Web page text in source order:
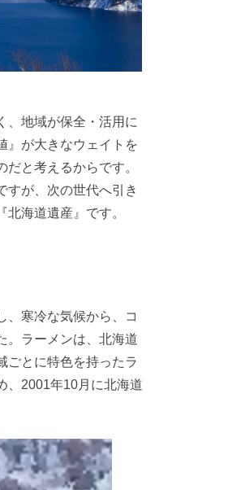
、地域が保全・活用に
』が大きなウェイトを
と考えるからです。
すが、次の世代へ引き
海道遺産』です。
、寒冷な気候から、コ
。ラーメンは、北海道
ごとに特色を持ったラ
、2001年10月に北海道